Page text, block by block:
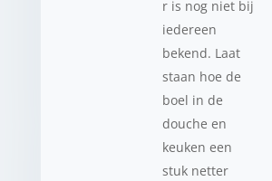
r is nog niet bij
iedereen
bekend. Laat
staan hoe de
boel in de
douche en
keuken een
stuk netter